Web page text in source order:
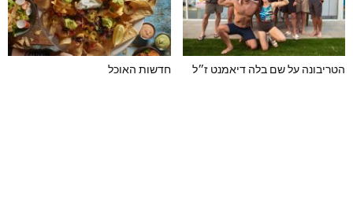
הטריבונה על שם בלה דיאמנט ז״ל חדשות האוכל